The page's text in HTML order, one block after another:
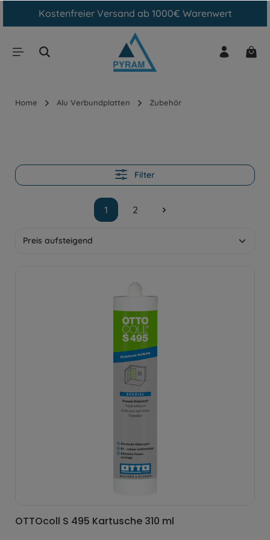
springen
Warenwert Kostenloser Musterversand &
Home Alu Verbundplatten Zubehör
Filter
1 2
OTTOcoll S 495 Kartusche 310 ml